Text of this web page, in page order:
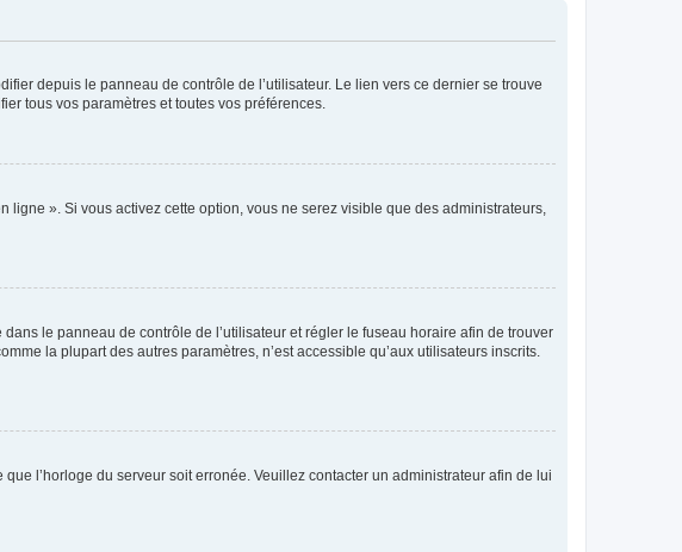
depuis le panneau de contrôle de l’utilisateur. Le lien vers ce dernier se trouve
tous vos paramètres et toutes vos préférences.
ligne ». Si vous activez cette option, vous ne serez visible que des administrateurs,
le panneau de contrôle de l’utilisateur et régler le fuseau horaire afin de trouver
la plupart des autres paramètres, n’est accessible qu’aux utilisateurs inscrits.
l’horloge du serveur soit erronée. Veuillez contacter un administrateur afin de lui